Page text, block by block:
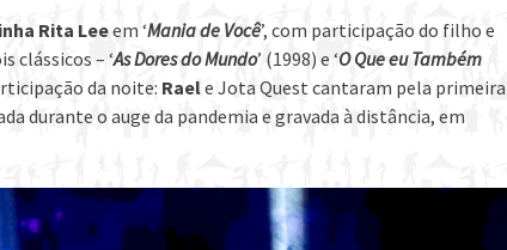
Rita Leeem ‘Mania de Você’, com participação do filho e
clássicos – ‘As Dores do Mundo’ (1998) e ‘O Que eu Também
da noite: Raele Jota Quest cantaram pela primeira
durante o auge da pandemia e gravada à distância, em